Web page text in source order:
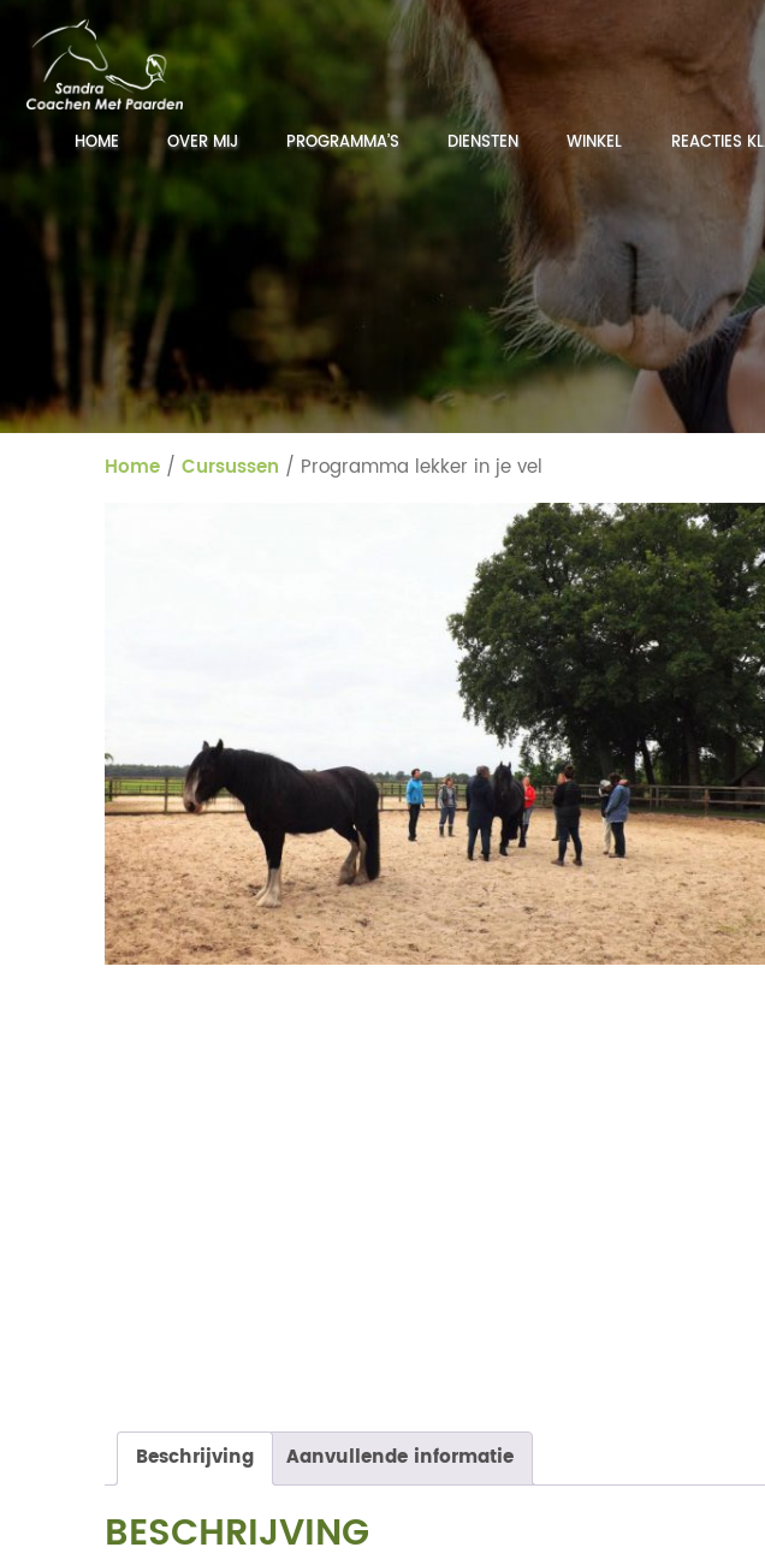
HOME OVER MIJ PROGRAMMA’S DIENSTEN WINKEL REACTIES
Home / Cursussen / Programma lekker in je vel
Beschrijving Aanvullende informatie
BESCHRIJVING